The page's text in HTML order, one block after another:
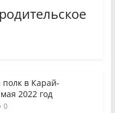
в Карай-
2022 год
0